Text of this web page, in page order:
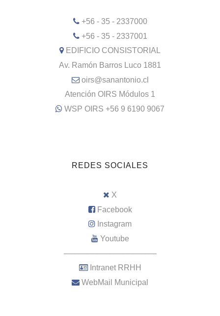
+56 - 35 - 2337000
+56 - 35 - 2337001
EDIFICIO CONSISTORIAL
Av. Ramón Barros Luco 1881
oirs@sanantonio.cl
Atención OIRS Módulos 1
WSP OIRS +56 9 6190 9067
REDES SOCIALES
X
Facebook
Instagram
Youtube
–––––––––––––––––––––
Intranet RRHH
WebMail Municipal